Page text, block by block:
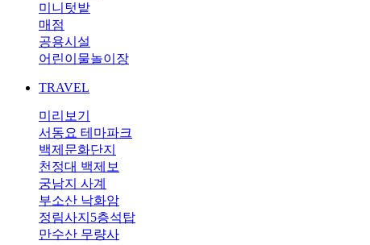
미니텃밭
매점
공용시설
어린이물놀이장
TRAVEL
미리보기
서동요 테마파크
백제문화단지
천정대 백제보
궁남지 사계
부소산 낙화암
정림사지5층석탑
만수산 무량사